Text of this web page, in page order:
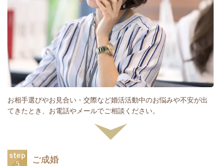
お相手選びやお見合い・交際など婚活活動中のお悩みや不安が出
てきたとき、お電話やメールでご相談ください。
ご成婚